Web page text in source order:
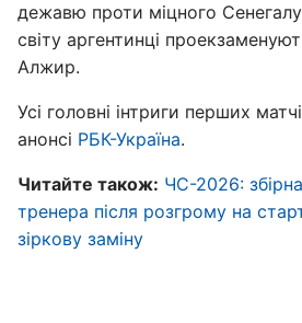
дежавю проти міцного
світу аргентинці
Алжир.
Усі головні інтриги перших
анонсі РБК-Україна.
Читайте також: ЧС-2026:
тренера після розгрому на
зіркову заміну